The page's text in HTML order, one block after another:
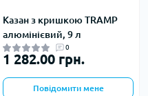
Казан з кришкою TRAMP
алюмінієвий, 9 л
0
1 282.00 грн.
Повідомити мене